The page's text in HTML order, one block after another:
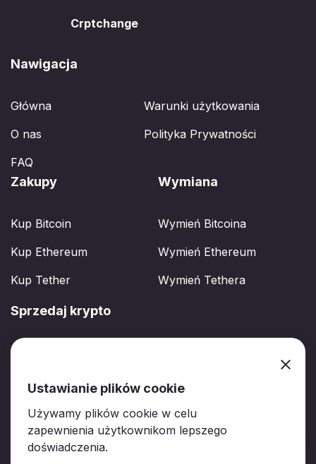
Crptchange
Nawigacja
Główna
O nas
FAQ
Warunki użytkowania
Polityka Prywatności
Zakupy
Kup Bitcoin
Kup Ethereum
Kup Tether
Wymiana
Wymień Bitcoina
Wymień Ethereum
Wymień Tethera
Sprzedaj krypto
Sprzedaj BTC
Sprzedaj ETH
Sprzedaj USDT
Ustawianie plików cookie
Używamy plików cookie w celu
zapewnienia użytkownikom lepszego
doświadczenia.